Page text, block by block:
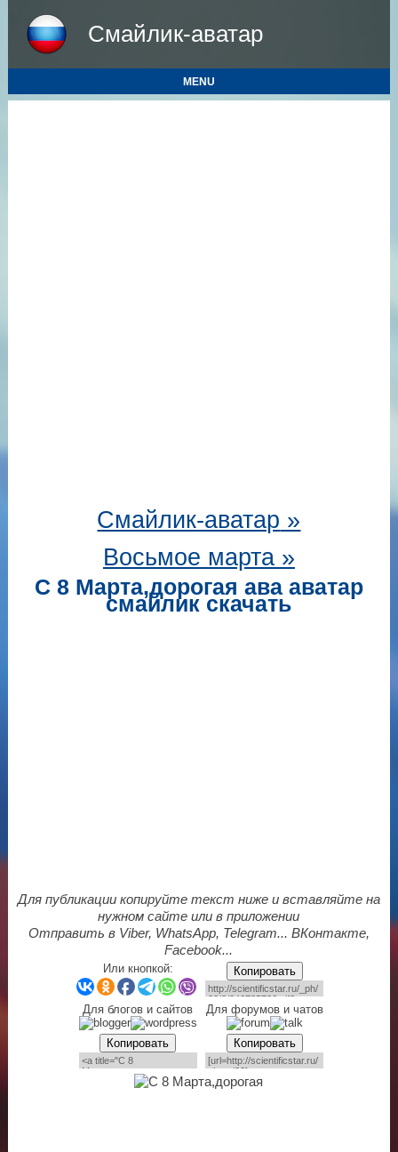
Смайлик-аватар
MENU
Смайлик-аватар »
Восьмое марта »
С 8 Марта,дорогая ава аватар
смайлик скачать
Для публикации копируйте текст ниже и вставляйте на
нужном сайте или в приложении
Отправить в Viber, WhatsApp, Telegram... ВКонтакте,
Facebook...
Или кнопкой: Копировать
Для блогов и сайтов Для форумов и чатов
Копировать Копировать